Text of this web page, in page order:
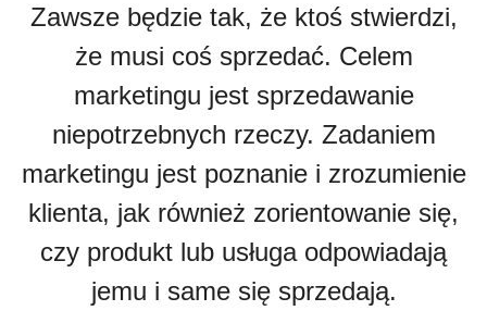
Zawsze będzie tak, że ktoś stwierdzi,
że musi coś sprzedać. Celem
marketingu jest sprzedawanie
niepotrzebnych rzeczy. Zadaniem
marketingu jest poznanie i zrozumienie
klienta, jak również zorientowanie się,
czy produkt lub usługa odpowiadają
jemu i same się sprzedają.